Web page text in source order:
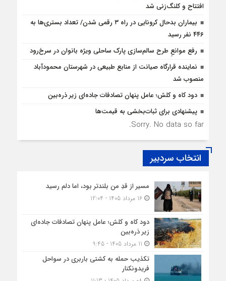
افتتاح و کلنگ‌زنی شد
بیماران بدحال کرونایی در راه ۳ رقمی شدن/ تعداد بستری‌ها به
۴۴۶ نفر رسید
رفع موانع‌ِ طرح سالم‌سازی پارک ساحلی ویژه بانوان در سرخ‌رود
نماینده قرارگاه صیانت از منابع طبیعی در شهرستان محمودآباد
منصوب شد
دود کاه و کلش؛ عامل پنهان تصادفات جاده‌ای زیر ذره‌بین
پیشنهادی برای ثبات‌بخشی به قیمت‌ها
Sorry. No data so far.
انتخاب سردبیر
مسیر از قدِ من بلندتر بود، اما دلم رسید
16 مرداد 1405 - 12:04
دود کاه و کلش؛ عامل پنهان تصادفات جاده‌ای
زیر ذره‌بین
تکذیب حمله به کشتی باربری در سواحل
فریدونکنار